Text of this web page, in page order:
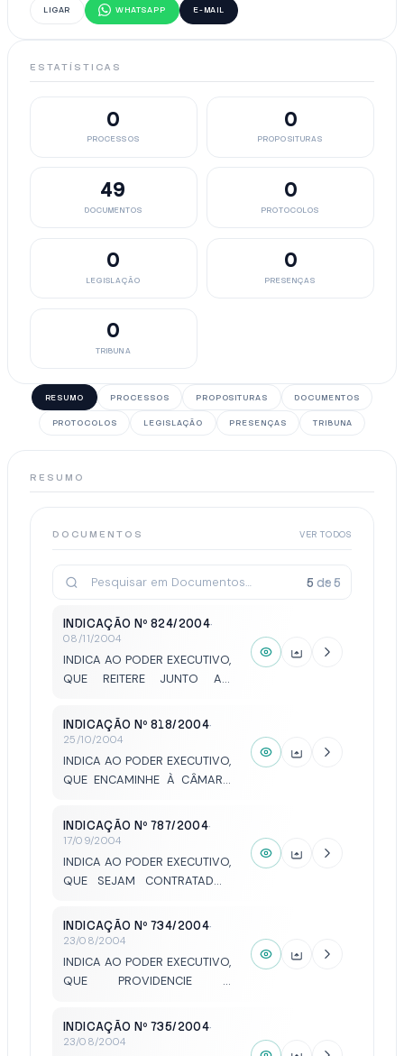
LIGAR WHATSAPP E-MAIL
ESTATÍSTICAS
0
PROCESSOS
0
PROPOSITURAS
49
DOCUMENTOS
0
PROTOCOLOS
0
LEGISLAÇÃO
0
PRESENÇAS
0
TRIBUNA
RESUMO PROCESSOS PROPOSITURAS DOCUMENTOS
PROTOCOLOS LEGISLAÇÃO PRESENÇAS TRIBUNA
RESUMO
DOCUMENTOS VER TODOS
5 de5
INDICAÇÃO Nº 824/2004·
08/11/2004
INDICA AO PODER EXECUTIVO,
QUE REITERE JUNTO AO
VIABILIDADE DA
CONSTRUÇÃO DE UM
VIADUTO SOBRE A RODOVIA
EUCLIDES DA CUNHA, DANDO
INDICAÇÃO Nº 818/2004·
25/10/2004
INDICA AO PODER EXECUTIVO,
QUE ENCAMINHE À CÂMARA
QUE CONCEDA RECURSOS
FINANCEIROS, PARA QUE A
FISAV POSSA, EFETIVAMENTE E
DE MANEIRA AGIL, CONSEGUIR
INDICAÇÃO Nº 787/2004·
17/09/2004
INDICA AO PODER EXECUTIVO,
QUE SEJAM CONTRATADOS
ATUAREM JUNTO À REDE
MUNICIPAL DE SAÚDE.
INDICAÇÃO Nº 734/2004·
23/08/2004
INDICA AO PODER EXECUTIVO,
QUE PROVIDENCIE A
ARISTIDES GALO, ENTRE O
CLUBE DOS 40 E AS
INDICAÇÃO Nº 735/2004·
23/08/2004